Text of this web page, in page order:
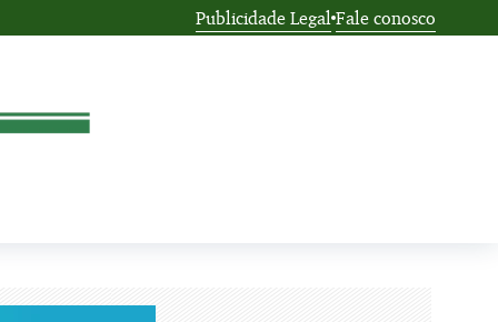
Publicidade Legal Fale conosco